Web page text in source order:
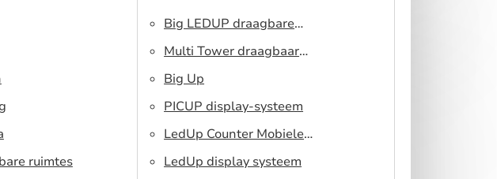
ruimtes
Big LEDUP draagbare
lichtbak
Multi Tower draagbaar
display systeem
Big Up
PICUP display-systeem
LedUp Counter Mobiele
Toonbank
LedUp display systeem